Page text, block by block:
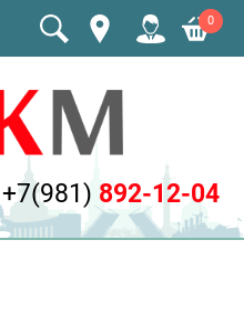
0
+7(981) 892-12-04